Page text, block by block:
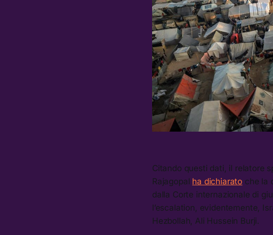
Citando questi dati, il relatore
Rajagopal ha dichiarato che la
dalla Corte internazionale di
l’escalation, evidentemente,
Hezbollah, Ali Hussein Burji.